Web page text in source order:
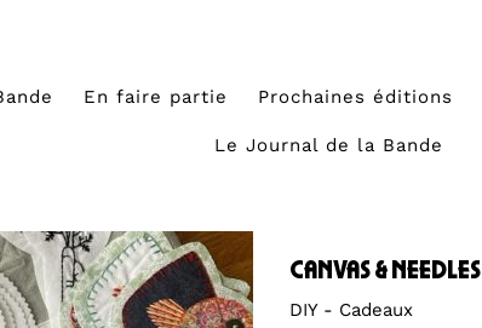
En faire partie Prochaines éditions
Le Journal de la Bande
canvas & needles
DIY - Cadeaux